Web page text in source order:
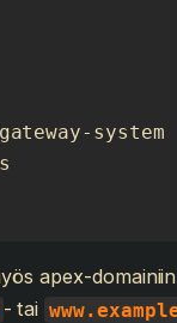
system
apex-
- tai